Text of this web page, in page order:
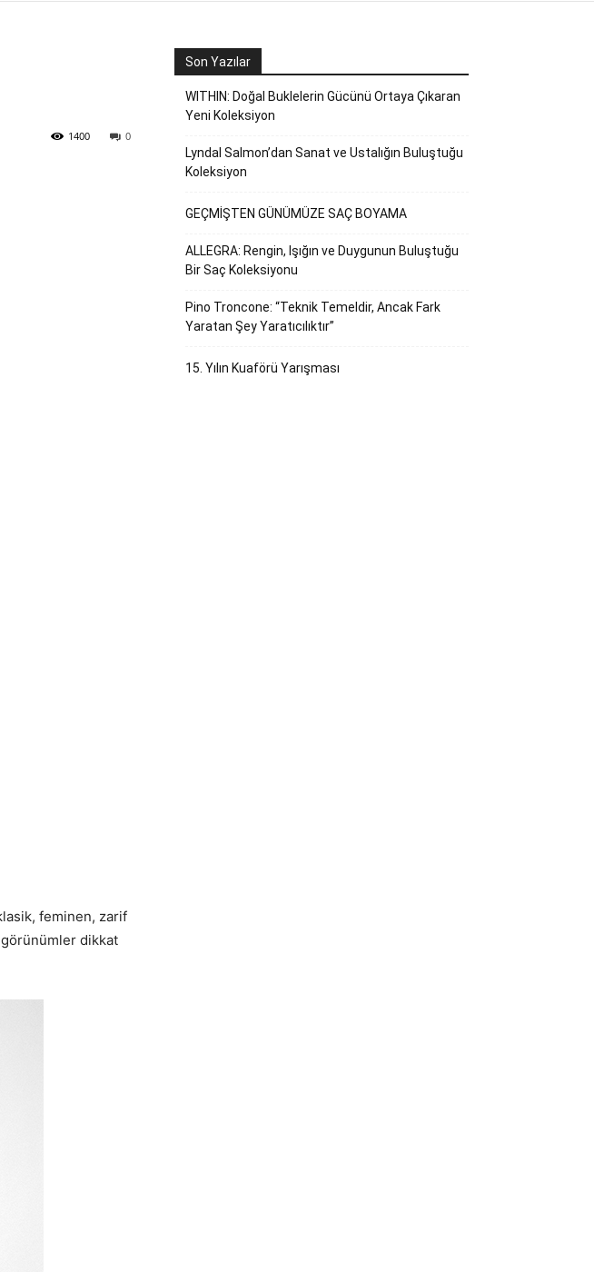
0
1400
feminen, zarif
görünümler dikkat
Son Yazılar
WITHIN: Doğal Buklelerin Gücünü Ortaya Çıkaran
Yeni Koleksiyon
Lyndal Salmon’dan Sanat ve Ustalığın Buluştuğu
Koleksiyon
GEÇMİŞTEN GÜNÜMÜZE SAÇ BOYAMA
ALLEGRA: Rengin, Işığın ve Duygunun Buluştuğu
Bir Saç Koleksiyonu
Pino Troncone: “Teknik Temeldir, Ancak Fark
Yaratan Şey Yaratıcılıktır”
15. Yılın Kuaförü Yarışması